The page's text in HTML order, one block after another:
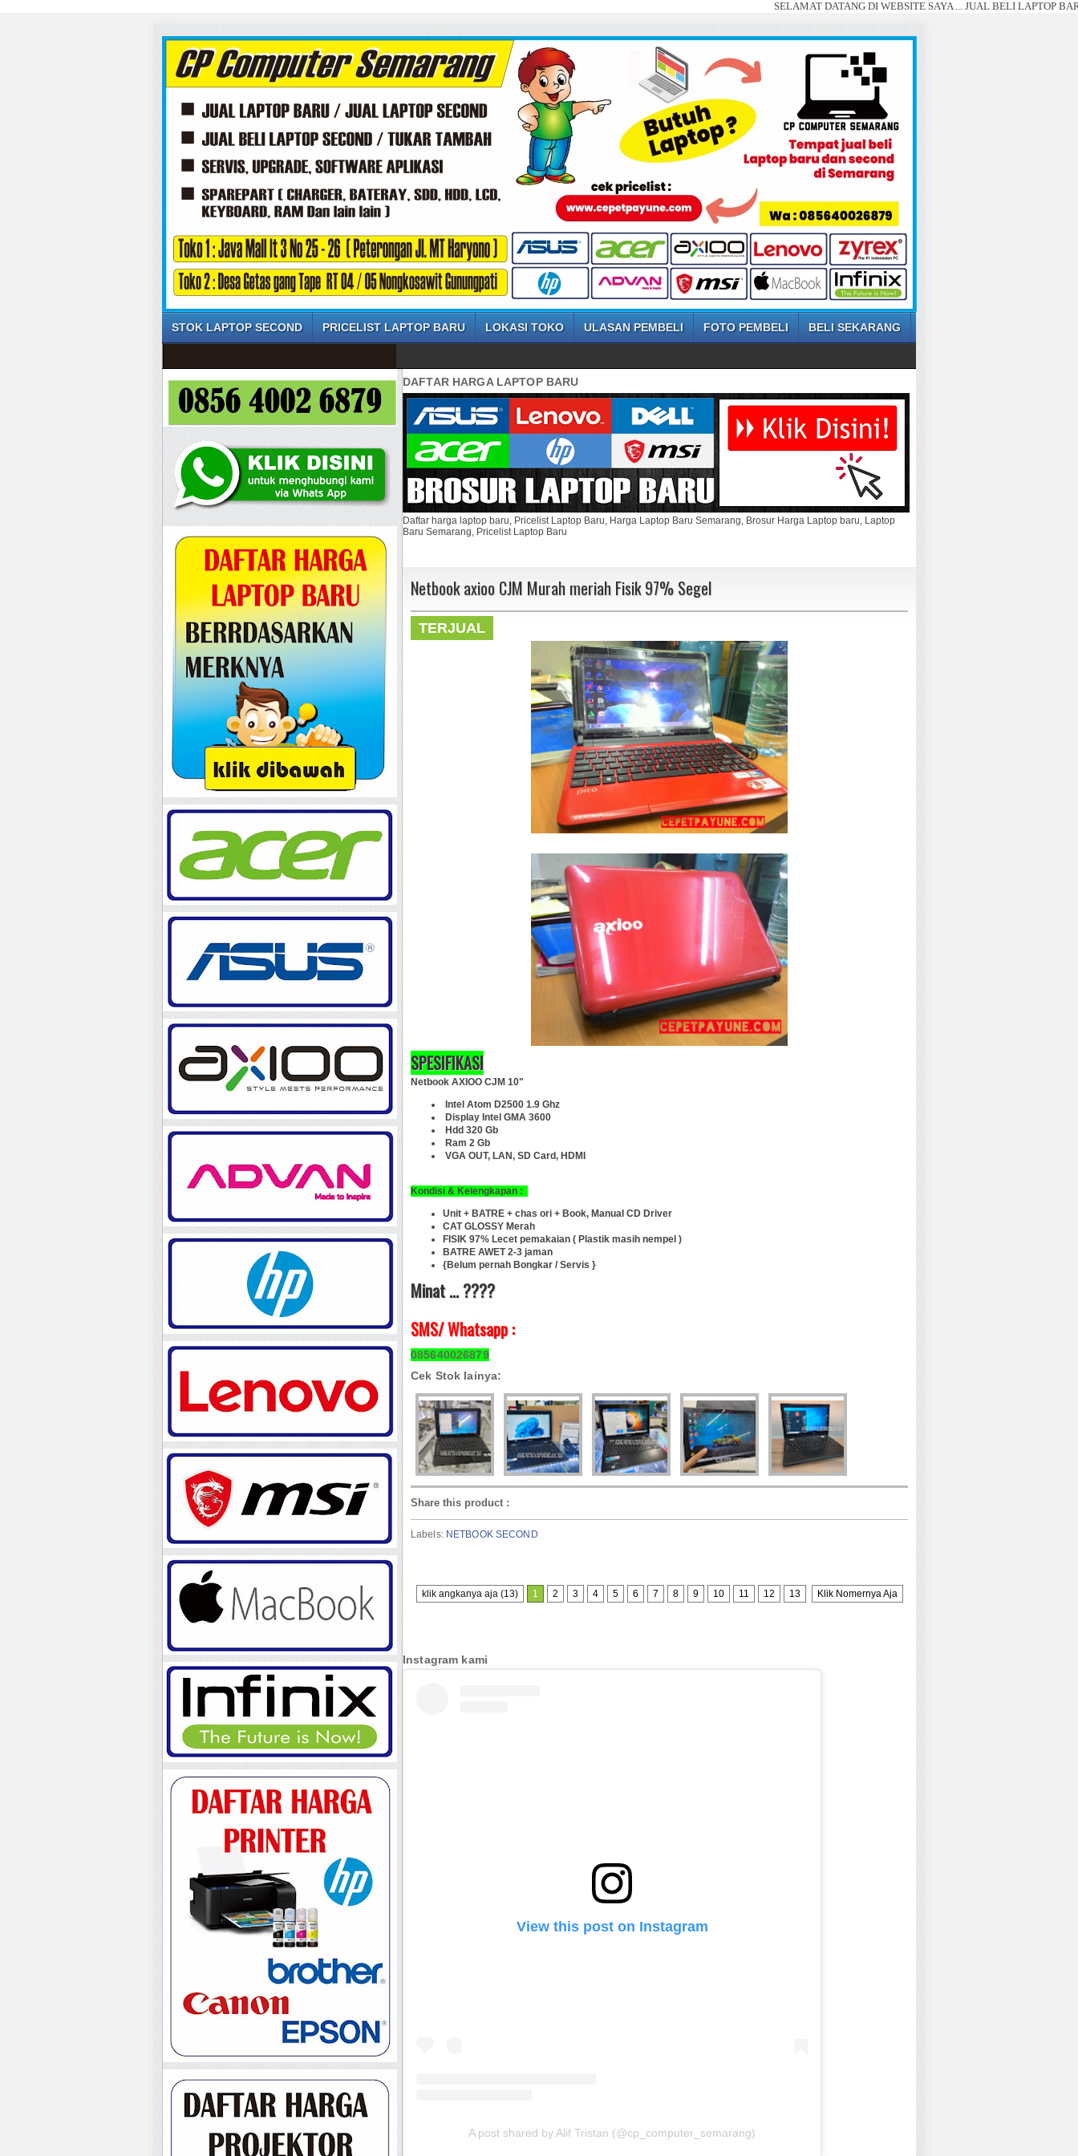
SELAMAT DATANG DI WEBSITE SAYA ... JUAL BELI LAPTOP BARU
STOK LAPTOP SECOND PRICELIST LAPTOP BARU LOKASI TOKO ULASAN PEMBELI FOTO PEMBELI BELI SEKARANG
DAFTAR HARGA LAPTOP BARU
Daftar harga laptop baru, Pricelist Laptop Baru, Harga Laptop Baru Semarang, Brosur Harga Laptop baru, Laptop
Baru Semarang, Pricelist Laptop Baru
Netbook axioo CJM Murah meriah Fisik 97% Segel
TERJUAL
SPESIFIKASI
Netbook AXIOO CJM 10"
Intel Atom D2500 1.9 Ghz
Display Intel GMA 3600
Hdd 320 Gb
Ram 2 Gb
VGA OUT, LAN, SD Card, HDMI
Kondisi & Kelengkapan :
Unit + BATRE + chas ori + Book, Manual CD Driver
CAT GLOSSY Merah
FISIK 97% Lecet pemakaian ( Plastik masih nempel )
BATRE AWET 2-3 jaman
{Belum pernah Bongkar / Servis }
Minat ... ????
SMS/ Whatsapp :
085640026879
Cek Stok lainya:
Share this product :
Labels: NETBOOK SECOND
klik angkanya aja (13) 1 2 3 4 5 6 7 8 9 10 11 12 13 Klik Nomernya Aja
Instagram kami
View this post on Instagram
A post shared by Alif Tristan (@cp_computer_semarang)